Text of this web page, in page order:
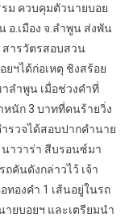
ม ควบคุมตัวนายบอย
อ.เมือง จ.ลำพูน ส่งพัน
สารวัตรสอบสวน
ฯได้ก่อเหตุ ชิงสร้อย
ลำพูน เมื่อช่วงคำที่
นัก 3 บาทที่คนร้ายวิ่ง
รวจได้สอบปากคำนาย
าวาร่า สีบรอนซ์มา
คันดังกล่าวไว้ เจ้า
องคำ 1 เส้นอยู่ในรถ
ยบอยฯ และเตรียมนำ